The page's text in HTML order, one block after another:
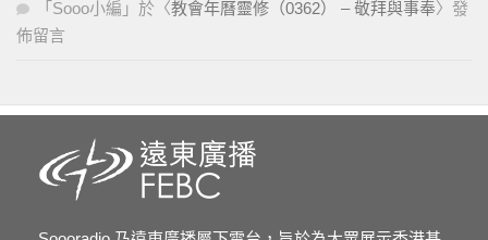
「 Sooo小編 」於〈教會年曆靈修（0362） – 敬拜與事奉〉發
佈留言